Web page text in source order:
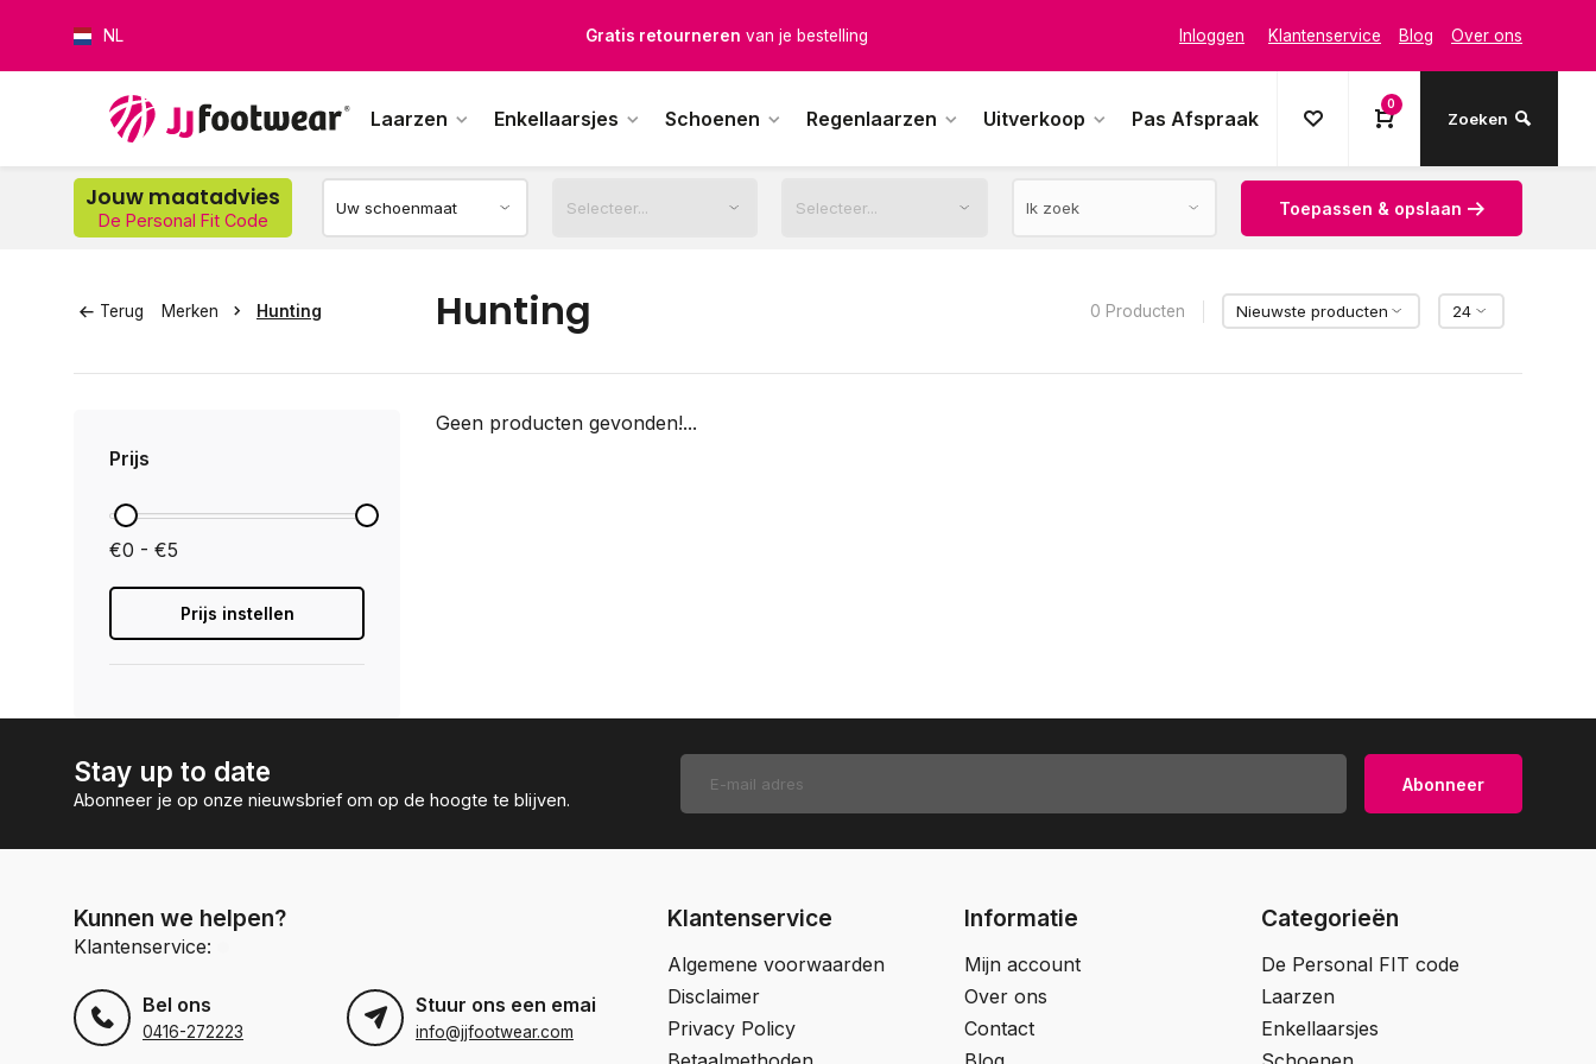
NL Gratis retourneren van je bestelling Inloggen Klantenservice Blog Over ons
Laarzen Enkellaarsjes Schoenen Regenlaarzen Uitverkoop Pas Afspraak
0
Zoeken
Jouw maatadvies
De Personal Fit Code
Toepassen & opslaan
Terug Merken Hunting Hunting 0 Producten
Prijs
€0 - €5
Prijs instellen
Geen producten gevonden!...
Stay up to date
Abonneer je op onze nieuwsbrief om op de hoogte te blijven.
Abonneer
Kunnen we helpen?
Klantenservice:
Bel ons
0416-272223
Stuur ons een email
info@jjfootwear.com
Klantenservice
Algemene voorwaarden
Disclaimer
Privacy Policy
Informatie
Mijn account
Over ons
Contact
Categorieën
De Personal FIT code
Laarzen
Enkellaarsjes